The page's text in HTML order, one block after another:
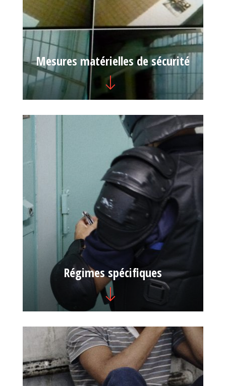
Mesures matérielles de sécurité
Régimes spécifiques